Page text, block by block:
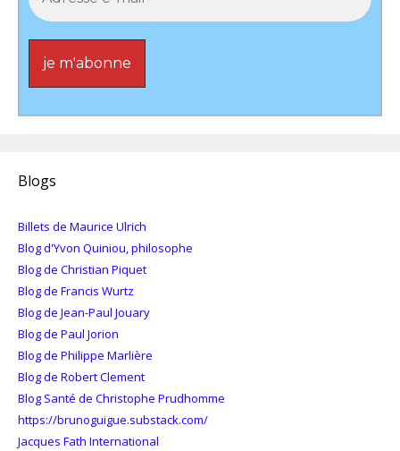
Blogs
Billets de Maurice Ulrich
Blog d'Yvon Quiniou, philosophe
Blog de Christian Piquet
Blog de Francis Wurtz
Blog de Jean-Paul Jouary
Blog de Paul Jorion
Blog de Philippe Marlière
Blog de Robert Clement
Blog Santé de Christophe Prudhomme
https://brunoguigue.substack.com/
Jacques Fath International